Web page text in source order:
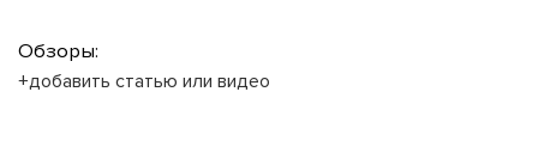
Обзоры:
+добавить статью или видео